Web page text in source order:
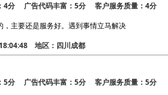
4分 广告代码丰富：5分 客户服务质量：4分
主要还是服务好。遇到事情立马解决
地区：四川成都
5分 广告代码丰富：5分 客户服务质量：5分